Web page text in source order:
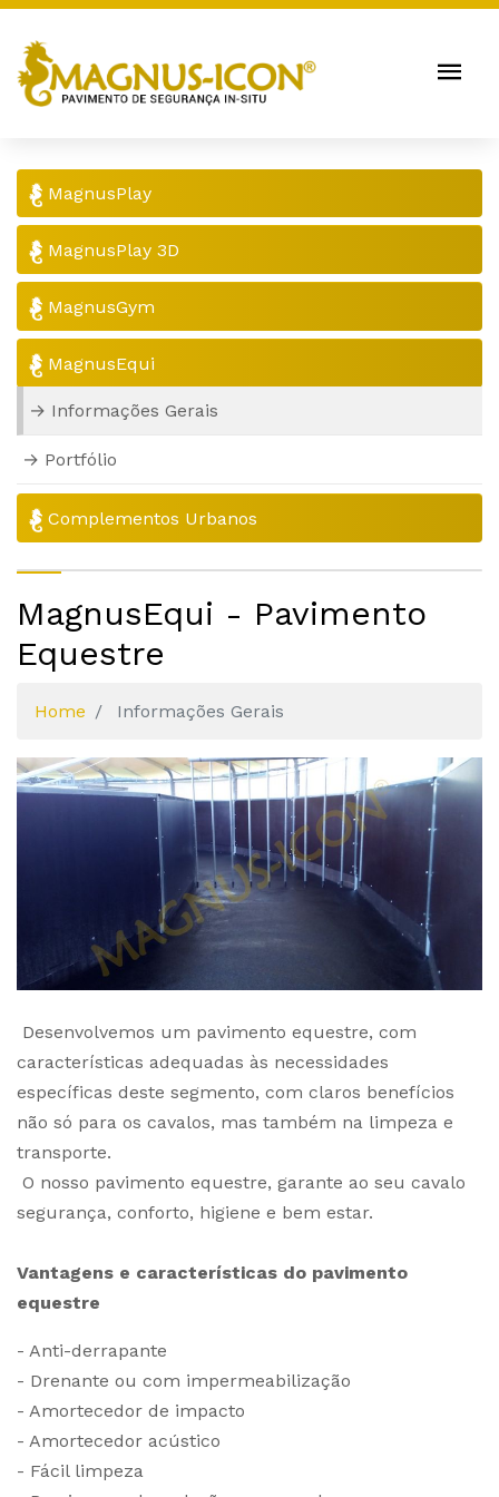
MagnusPlay
MagnusPlay 3D
MagnusGym
MagnusEqui
Informações Gerais
Portfólio
Complementos Urbanos
MagnusEqui - Pavimento
Equestre
Home Informações Gerais
Desenvolvemos um pavimento equestre, com
características adequadas às necessidades
específicas deste segmento, com claros benefícios
não só para os cavalos, mas também na limpeza e
transporte.
O nosso pavimento equestre, garante ao seu cavalo
segurança, conforto, higiene e bem estar.
Vantagens e características do pavimento
equestre
- Anti-derrapante
- Drenante ou com impermeabilização
- Amortecedor de impacto
- Amortecedor acústico
- Fácil limpeza